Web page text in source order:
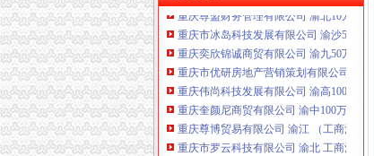
重庆奕欣锦诚商贸有限公司 渝九50万 （
重庆市优研房地产营销策划有限公司
重庆伟尚科技发展有限公司 渝高100万 （
重庆奎颜尼商贸有限公司 渝中100万 （工
重庆尊博贸易有限公司 渝江 （工商注册）
重庆市罗云科技有限公司 渝北 工商注册
重庆展优科技有限公司 渝中3万 （工商注
重庆盛旗投资咨询有限公司 渝中10万 （